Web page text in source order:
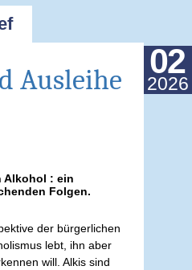
02
2026
Ausleihe
Alkohol : ein
Folgen.
der bürgerlichen
lebt, ihn aber
will. Alkis sind